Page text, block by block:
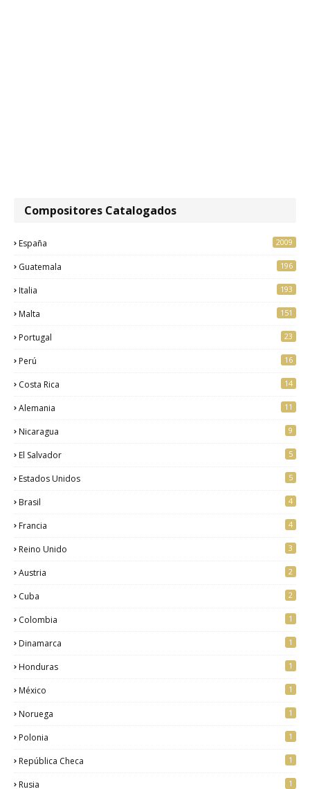
Compositores Catalogados
España 2009
Guatemala 196
Italia 193
Malta 151
Portugal 23
Perú 16
Costa Rica 14
Alemania 11
Nicaragua 9
El Salvador 5
Estados Unidos 5
Brasil 4
Francia 4
Reino Unido 3
Austria 2
Cuba 2
Colombia 1
Dinamarca 1
Honduras 1
México 1
Noruega 1
Polonia 1
República Checa 1
Rusia 1